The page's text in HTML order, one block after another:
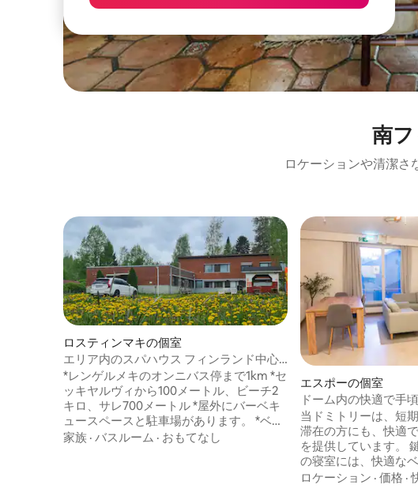
南
ロケーションや清潔
ロスティンマキの個室
エリア内のスパハウス フィンランド中心
部
*レンゲルメキのオンニバス停まで1km *セ
ッキヤルヴィから100メートル、ビーチ2
キロ、サレ700メートル *屋外にバーベキ
ュースペースと駐車場があります。 *ベッ
ド24台 *サウナあり *ヒモススキーセンタ
家族 · バスルーム · おもてなし
エスポーの個室
ドーム内の快適で手
当ドミトリーは、短
滞在の方にも、快適
を提供しています。 鍵のかかるドア付き
の寝室には、快適な
オル付き）、ワース
ロケーション · 価格 ·